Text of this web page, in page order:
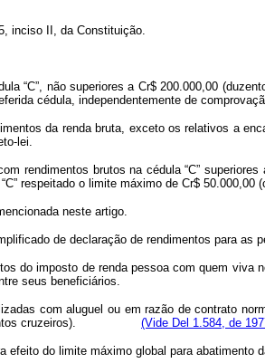
inciso II, da Constituição.
“C”, não superiores a Cr$ 200.000,00
cédula, independentemente de
da renda bruta, exceto os relativos a
lei.
rendimentos brutos na cédula “C”
respeitado o limite máximo de Cr$ 50.000,00
neste artigo.
de declaração de rendimentos para as
do imposto de renda pessoa com quem
seus beneficiários.
com aluguel ou em razão de contrato
duzentos cruzeiros). (Vide Del 1.584, de
do limite máximo global para abatimento